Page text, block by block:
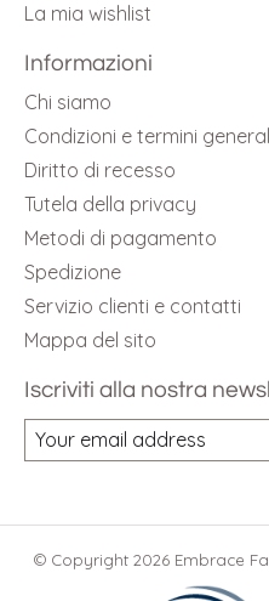
La mia wishlist
Informazioni
Chi siamo
Condizioni e termini
Diritto di recesso
Tutela della privacy
Metodi di pagamento
Spedizione
Servizio clienti e contatti
Mappa del sito
Iscriviti alla nostra
© Copyright 2026 Embrace